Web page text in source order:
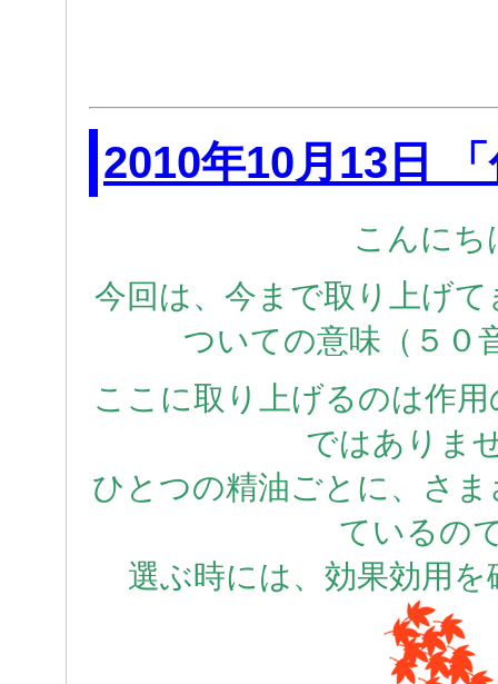
2010年10月13日
こんにち
今回は、今まで取り上げ
ついての意味（５
ここに取り上げるのは作
ではありま
ひとつの精油ごとに、さ
ているの
選ぶ時には、効果効用